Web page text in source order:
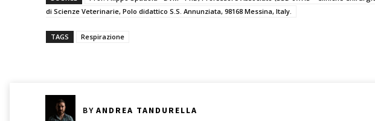
di Scienze Veterinarie, Polo didattico S.S. Annunziata, 98168 Messina, Italy.
TAGS Respirazione
BY ANDREA TANDURELLA